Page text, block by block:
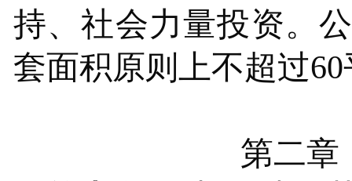
持、社会力量投资。
套面积原则上不超过
第二章